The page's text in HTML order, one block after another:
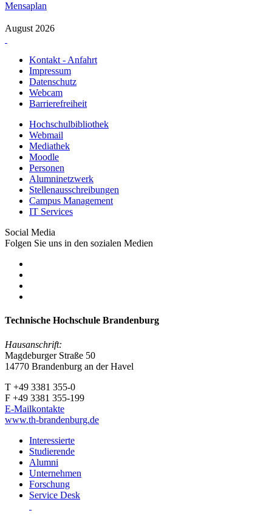
Mensaplan
August 2026
Kontakt - Anfahrt
Impressum
Datenschutz
Webcam
Barrierefreiheit
Hochschulbibliothek
Webmail
Mediathek
Moodle
Personen
Alumninetzwerk
Stellenausschreibungen
Campus Management
IT Services
Social Media
Folgen Sie uns in den sozialen Medien
Technische Hochschule Brandenburg
Hausanschrift:
Magdeburger Straße 50
14770 Brandenburg an der Havel
T +49 3381 355-0
F +49 3381 355-199
E-Mailkontakte
www.th-brandenburg.de
Interessierte
Studierende
Alumni
Unternehmen
Forschung
Service Desk